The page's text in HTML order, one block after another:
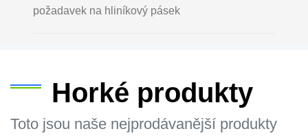
požadavek na hliníkový pásek
Horké produkty
Toto jsou naše nejprodávanější produkty